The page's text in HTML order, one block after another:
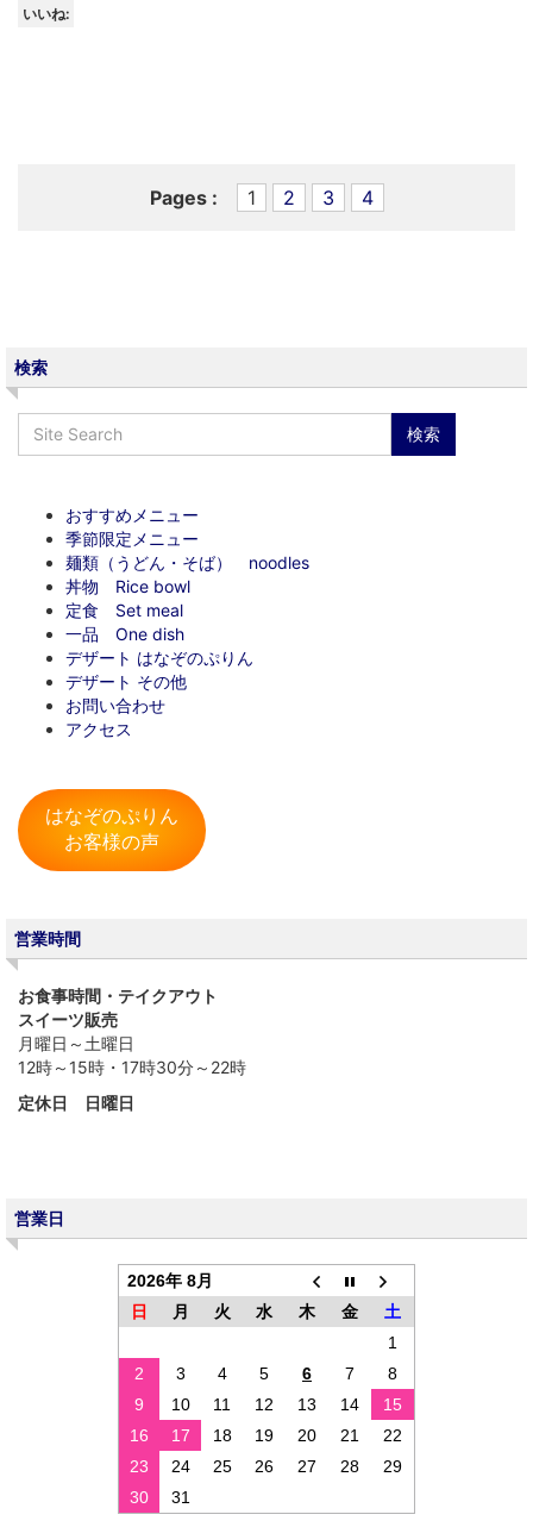
いいね:
Pages : 1 2 3 4
検索
おすすめメニュー
季節限定メニュー
麺類（うどん・そば） noodles
丼物 Rice bowl
定食 Set meal
一品 One dish
デザート はなぞのぷりん
デザート その他
お問い合わせ
アクセス
はなぞのぷりん
お客様の声
営業時間
お食事時間・テイクアウト
スイーツ販売
月曜日～土曜日
12時～15時・17時30分～22時
定休日 日曜日
営業日
2026年 8月
日
月 火 水 木 金
土
1
2
3 4 5 6 7
8
9
10 11 12 13 14
15
16
17 18 19 20 21
22
23
24 25 26 27 28
29
30
31